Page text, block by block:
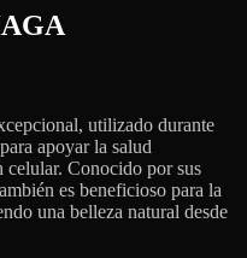
utilizado durante
apoyar la salud
Conocido por sus
es beneficioso para la
una belleza natural desde